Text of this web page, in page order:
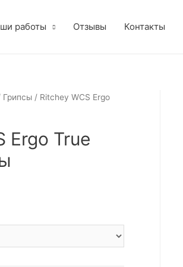
работы Отзывы Контакты
Грипсы/ Ritchey WCS Ergo
Ergo True